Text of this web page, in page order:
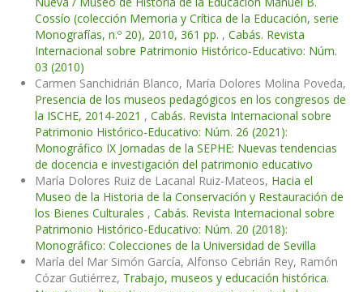
Cossío (colección Memoria y Crítica de la Educación, serie
Monografías, n.º 20), 2010, 361 pp. , Cabás. Revista
Internacional sobre Patrimonio Histórico-Educativo: Núm.
03 (2010)
Carmen Sanchidrián Blanco, María Dolores Molina Poveda,
Presencia de los museos pedagógicos en los congresos de
la ISCHE, 2014-2021 , Cabás. Revista Internacional sobre
Patrimonio Histórico-Educativo: Núm. 26 (2021):
Monográfico IX Jornadas de la SEPHE: Nuevas tendencias
de docencia e investigación del patrimonio educativo
María Dolores Ruiz de Lacanal Ruiz-Mateos, Hacia el
Museo de la Historia de la Conservación y Restauración de
los Bienes Culturales , Cabás. Revista Internacional sobre
Patrimonio Histórico-Educativo: Núm. 20 (2018):
Monográfico: Colecciones de la Universidad de Sevilla
María del Mar Simón García, Alfonso Cebrián Rey, Ramón
Cózar Gutiérrez, Trabajo, museos y educación histórica.